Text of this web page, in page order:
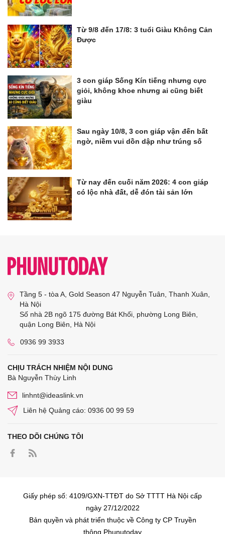
Từ 9/8 đến 17/8: 3 tuổi Giàu Không Cản
Được
3 con giáp Sống Kín tiếng nhưng cực
giỏi, không khoe nhưng ai cũng biết
giàu
Sau ngày 10/8, 3 con giáp vận đến bất
ngờ, niềm vui dồn dập như trúng số
Từ nay đến cuối năm 2026: 4 con giáp
có lộc nhà đất, dễ đón tài sản lớn
Tầng 5 - tòa A, Gold Season 47 Nguyễn Tuân, Thanh Xuân,
Hà Nội
Số nhà 2B ngõ 175 đường Bát Khối, phường Long Biên,
quận Long Biên, Hà Nội
0936 99 3933
CHỊU TRÁCH NHIỆM NỘI DUNG
Bà Nguyễn Thùy Linh
linhnt@ideaslink.vn
Liên hệ Quảng cáo: 0936 00 99 59
THEO DÕI CHÚNG TÔI
Giấy phép số: 4109/GXN-TTĐT do Sở TTTT Hà Nội cấp
ngày 27/12/2022
Bản quyền và phát triển thuộc về Công ty CP Truyền
thông Phunutoday